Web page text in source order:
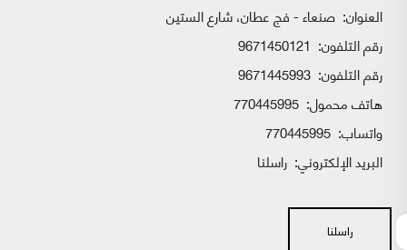
العنوان: صنعاء - فج عطان، شارع الستين
رقم التلفون: 9671450121
رقم التلفون: 9671445993
هاتف محمول: 770445995
واتساب:
البريد الإلكتروني: راسلنا
راسلنا